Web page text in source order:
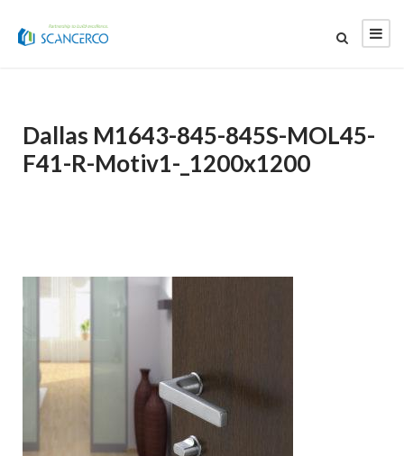
Dallas M1643-845-845S-MOL45-
F41-R-Motiv1-_1200x1200